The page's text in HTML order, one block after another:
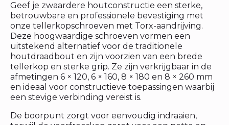
Geef je zwaardere houtconstructie een sterke,
betrouwbare en professionele bevestiging met
onze tellerkopschroeven met Torx-aandrijving.
Deze hoogwaardige schroeven vormen een
uitstekend alternatief voor de traditionele
houtdraadbout en zijn voorzien van een brede
tellerkop en sterke grip. Ze zijn verkrijgbaar in de
afmetingen 6 × 120, 6 × 160, 8 × 180 en 8 × 260 mm
en ideaal voor constructieve toepassingen waarbij
een stevige verbinding vereist is.
De boorpunt zorgt voor eenvoudig indraaien,